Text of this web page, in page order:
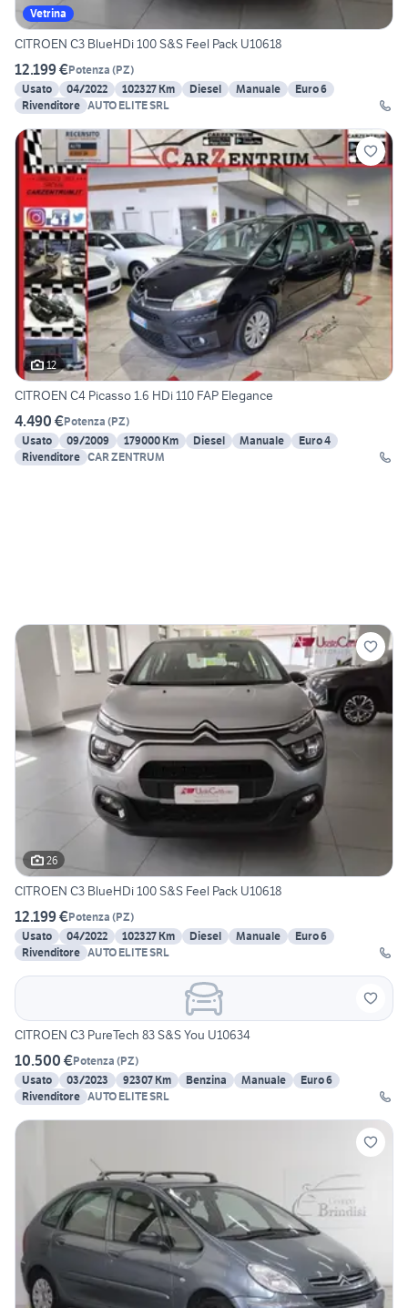
Vetrina
CITROEN C3 BlueHDi 100 S&S Feel Pack U10618
12.199 €Potenza (PZ)
Usato
04/2022 102327 Km Diesel Manuale
Euro 6
Rivenditore AUTO ELITE SRL
12
CITROEN C4 Picasso 1.6 HDi 110 FAP Elegance
4.490 €Potenza (PZ)
Usato
09/2009 179000 Km Diesel Manuale
Euro 4
Rivenditore CAR ZENTRUM
26
CITROEN C3 BlueHDi 100 S&S Feel Pack U10618
12.199 €Potenza (PZ)
Usato
04/2022 102327 Km Diesel Manuale
Euro 6
Rivenditore AUTO ELITE SRL
CITROEN C3 PureTech 83 S&S You U10634
10.500 €Potenza (PZ)
Usato
03/2023 92307 Km Benzina Manuale
Euro 6
Rivenditore AUTO ELITE SRL